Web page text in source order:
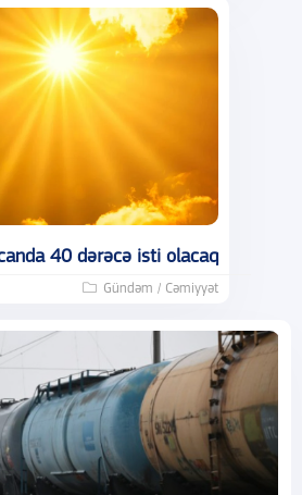
40 dərəcə isti olacaq
Gündəm / Cəmiyyət